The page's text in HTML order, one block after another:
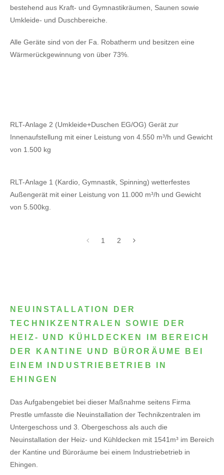
bestehend aus Kraft- und Gymnastikräumen, Saunen sowie
Umkleide- und Duschbereiche.
Alle Geräte sind von der Fa. Robatherm und besitzen eine
Wärmerückgewinnung von über 73%.
RLT-Anlage 2 (Umkleide+Duschen EG/OG) Gerät zur
Innenaufstellung mit einer Leistung von 4.550 m³/h und Gewicht
von 1.500 kg
RLT-Anlage 1 (Kardio, Gymnastik, Spinning) wetterfestes
Außengerät mit einer Leistung von 11.000 m³/h und Gewicht
von 5.500kg.
1 2
NEUINSTALLATION DER
TECHNIKZENTRALEN SOWIE DER
HEIZ- UND KÜHLDECKEN IM BEREICH
DER KANTINE UND BÜRORÄUME BEI
EINEM INDUSTRIEBETRIEB IN
EHINGEN
Das Aufgabengebiet bei dieser Maßnahme seitens Firma
Prestle umfasste die Neuinstallation der Technikzentralen im
Untergeschoss und 3. Obergeschoss als auch die
Neuinstallation der Heiz- und Kühldecken mit 1541m³ im Bereich
der Kantine und Büroräume bei einem Industriebetrieb in
Ehingen.